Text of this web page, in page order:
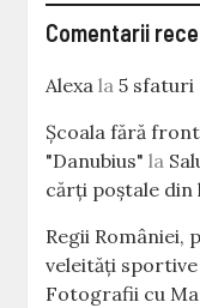
Comentarii
Alexa la5
Școala fără
"Danubius" la
cărţi poştale din
Regii României,
veleităţi
Fotografii cu